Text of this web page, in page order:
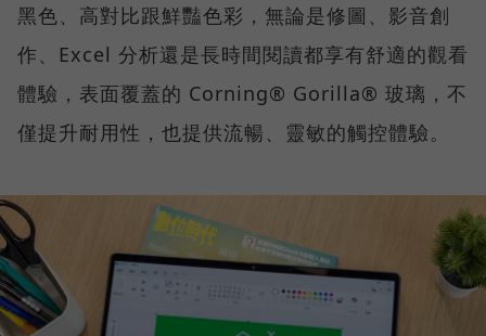
黑色、高對比跟鮮豔色彩，無論是修圖、影音創
作、Excel 分析還是長時間閱讀都享有舒適的觀看
體驗，表面覆蓋的 Corning® Gorilla® 玻璃，不
僅提升耐用性，也提供流暢、靈敏的觸控體驗。